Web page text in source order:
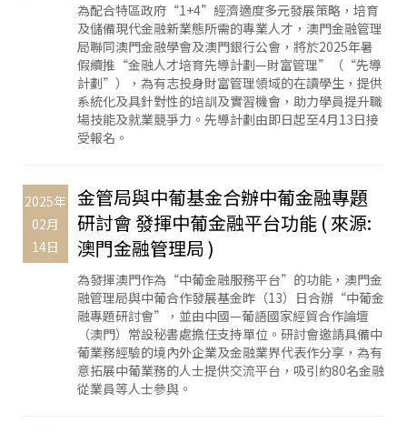
為配合特區政府“1+4”經濟適度多元發展策略，培育
及儲備現代金融新業態所需的專業人才，澳門金融管理
局聯同澳門金融學會及澳門銀行公會，將於2025年暑
假續推“金融人才培育先導計劃—財富管理”（“先導
計劃”），為有志投身財富管理領域的在讀學生，提供
系統化及具針對性的培訓及實習機會，助力學員提升職
場技能及就業競爭力。先導計劃由即日起至4月13日接
受報名。
2025年
02月
14日
金管局與中葡基金合辦中葡金融專題
研討會 發揮中葡金融平台功能 ( 來源:
澳門金融管理局 )
為發揮澳門作為“中葡金融服務平台”的功能，澳門金
融管理局與中葡合作發展基金昨（13）日合辦“中葡金
融專題研討會”，並由中國—葡語國家經貿合作論壇
（澳門）常設秘書處擔任支持單位。研討會邀請具備中
葡業務經驗的境內外企業及金融業界代表作分享，為有
意拓展中葡業務的人士提供交流平台，吸引約80名金融
從業員等人士參與。